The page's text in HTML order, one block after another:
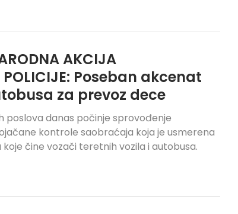
AKCIJA
POLICIJE: Poseban akcenat
za prevoz dece
poslova danas počinje sprovođenje
kontrole saobraćaja koja je usmerena
čine vozači teretnih vozila i autobusa.